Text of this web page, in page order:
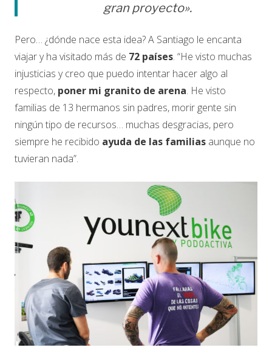
gran proyecto».
Pero… ¿dónde nace esta idea? A Santiago le encanta
viajar y ha visitado más de 72 países. “He visto muchas
injusticias y creo que puedo intentar hacer algo al
respecto, poner mi granito de arena. He visto
familias de 13 hermanos sin padres, morir gente sin
ningún tipo de recursos… muchas desgracias, pero
siempre he recibido ayuda de las familias aunque no
tuvieran nada”.